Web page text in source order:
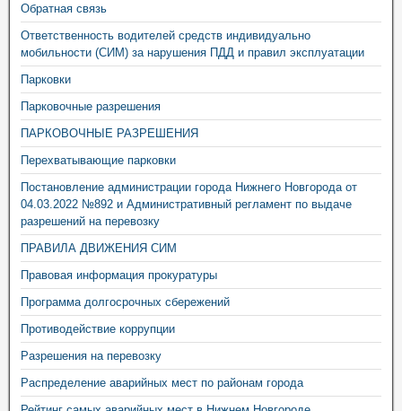
Обратная связь
Ответственность водителей средств индивидуально
мобильности (СИМ) за нарушения ПДД и правил эксплуатации
Парковки
Парковочные разрешения
ПАРКОВОЧНЫЕ РАЗРЕШЕНИЯ
Перехватывающие парковки
Постановление администрации города Нижнего Новгорода от
04.03.2022 №892 и Административный регламент по выдаче
разрешений на перевозку
ПРАВИЛА ДВИЖЕНИЯ СИМ
Правовая информация прокуратуры
Программа долгосрочных сбережений
Противодействие коррупции
Разрешения на перевозку
Распределение аварийных мест по районам города